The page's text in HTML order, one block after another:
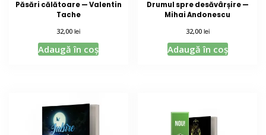
Păsări călătoare — Valentin
Tache
32,00lei
Adaugă în coș
Drumul spre desăvârșire —
Mihai Andonescu
32,00 lei
Adaugă în coș